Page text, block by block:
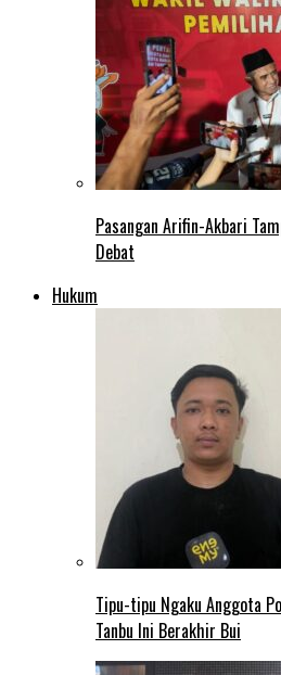
Pasangan Arifin-Akbari
Debat
Hukum
Tipu-tipu Ngaku Anggota
Tanbu Ini Berakhir Bui